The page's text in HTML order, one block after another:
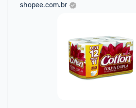
shopee.com.br